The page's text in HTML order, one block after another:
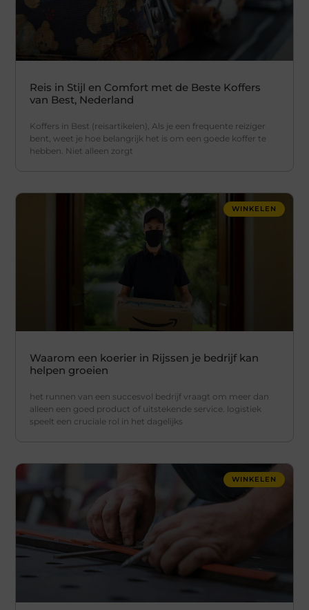
Reis in Stijl en Comfort met de Beste Koffers
van Best, Nederland
Koffers in Best (reisartikelen), Als je een frequente reiziger
bent, weet je hoe belangrijk het is om een goede koffer te
hebben. Niet alleen zorgt
WINKELEN
Waarom een koerier in Rijssen je bedrijf kan
helpen groeien
het runnen van een succesvol bedrijf vraagt om meer dan
alleen een goed product of uitstekende service. logistiek
speelt een cruciale rol in het dagelijks
WINKELEN